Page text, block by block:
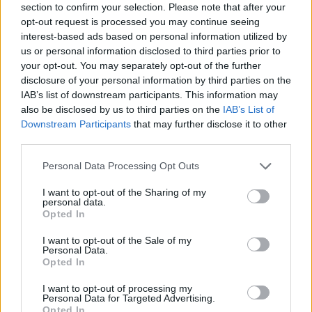
section to confirm your selection. Please note that after your
opt-out request is processed you may continue seeing
interest-based ads based on personal information utilized by
us or personal information disclosed to third parties prior to
your opt-out. You may separately opt-out of the further
disclosure of your personal information by third parties on the
IAB’s list of downstream participants. This information may
also be disclosed by us to third parties on the IAB’s List of
Downstream Participants that may further disclose it to other
Please note that this website/app uses one or more Google
not limited to your visit or usage behaviour. You may click to
grant or deny consent to Google and its third-party tags to
use your data for below specified purposes in below Google
consent section.
Personal Data Processing Opt Outs
I want to opt-out of the Sharing of my
personal data.
Opted In
I want to opt-out of the Sale of my
Personal Data.
Opted In
I want to opt-out of processing my
Personal Data for Targeted Advertising.
Opted In
ki az esztergomi vonalra, s ilymódon az 1-es
villamosra való átszállás lehetőségét már a
Szentlélek téren megadja.
A váci lassú vonatok szempontjából a megállás
szintén elhagyható, mert a Szegedi útnál
megálló villamosok nyugat felé nagyjából
ugyanazt a kapcsolatrendszert kínálják. Keleti
irányban pedig volna elágazó vonat a fontosabb
Tehát végsősoron elég, ha csak a váci zónázó,
illetve a veresegyházi vonatok állnak meg
Lőportárdűlőnél, mivel ezek azok a vonatok
amelyek számára más lehetőség nincs az 1-es
Mélységi feltárás autóbusszal
Bár fent vázoltak alapján a rákosrendezői terület
alapból robosztus sugárirányú tengelyekkel